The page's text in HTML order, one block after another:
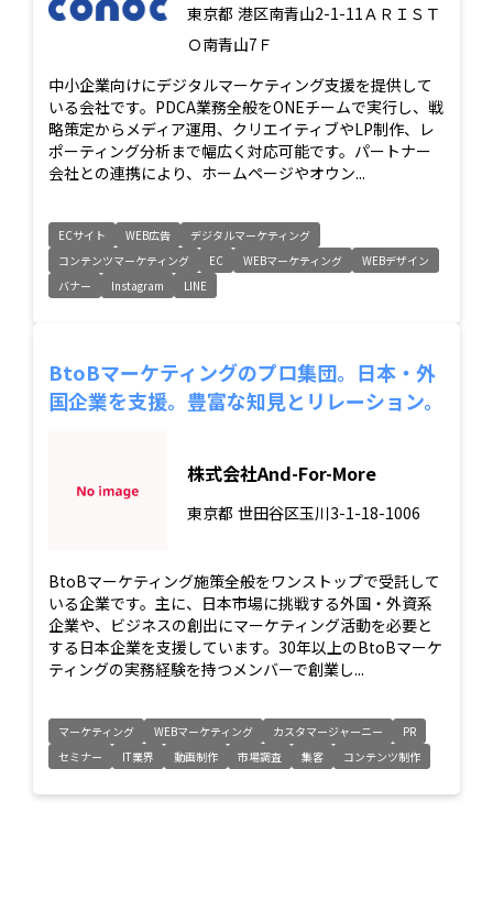
東京都 港区南青山2-1-11ＡＲＩＳＴ
Ｏ南青山7Ｆ
中小企業向けにデジタルマーケティング支援を提供して
いる会社です。PDCA業務全般をONEチームで実行し、戦
略策定からメディア運用、クリエイティブやLP制作、レ
ポーティング分析まで幅広く対応可能です。パートナー
会社との連携により、ホームページやオウン...
ECサイト WEB広告
デジタルマーケティング
コンテンツマーケティング
EC WEBマーケティング
WEBデザイン
バナー
Instagram LINE
BtoBマーケティングのプロ集団。日本・外
国企業を支援。豊富な知見とリレーション。
株式会社And-For-More
東京都 世田谷区玉川3-1-18-1006
BtoBマーケティング施策全般をワンストップで受託して
いる企業です。主に、日本市場に挑戦する外国・外資系
企業や、ビジネスの創出にマーケティング活動を必要と
する日本企業を支援しています。30年以上のBtoBマーケ
ティングの実務経験を持つメンバーで創業し...
マーケティング WEBマーケティング カスタマージャーニー
PR
セミナー
IT業界 動画制作 市場調査 集客 コンテンツ制作